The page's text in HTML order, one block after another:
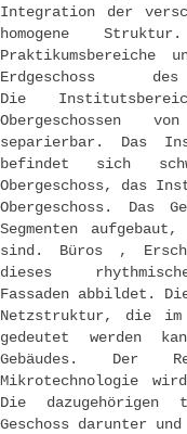
Integration der
homogene
Praktikumsbereiche
Erdgeschoss
Die
Obergeschossen
separierbar. Das
befindet sich
Obergeschoss, das
Obergeschoss. Das
Segmenten
sind. Büros ,
dieses
Fassaden abbildet.
Netzstruktur, die im
gedeutet werden
Gebäudes. Der
Mikrotechnologie
Die dazugehörigen
Geschoss darunter